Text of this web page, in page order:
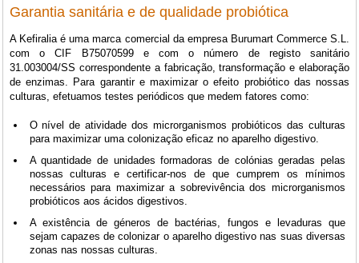
Garantia sanitária e de qualidade probiótica
A Kefiralia é uma marca comercial da empresa Burumart Commerce S.L.
com o CIF B75070599 e com o número de registo sanitário
31.003004/SS correspondente a fabricação, transformação e elaboração
de enzimas. Para garantir e maximizar o efeito probiótico das nossas
culturas, efetuamos testes periódicos que medem fatores como:
O nível de atividade dos microrganismos probióticos das culturas
para maximizar uma colonização eficaz no aparelho digestivo.
A quantidade de unidades formadoras de colónias geradas pelas
nossas culturas e certificar-nos de que cumprem os mínimos
necessários para maximizar a sobrevivência dos microrganismos
probióticos aos ácidos digestivos.
A existência de géneros de bactérias, fungos e levaduras que
sejam capazes de colonizar o aparelho digestivo nas suas diversas
zonas nas nossas culturas.